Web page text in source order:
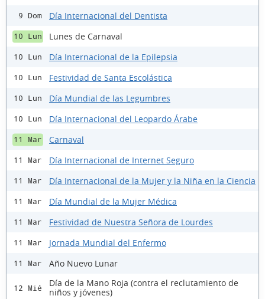
9 Dom Día Internacional del Dentista
10 Lun Lunes de Carnaval
10 Lun Día Internacional de la Epilepsia
10 Lun Festividad de Santa Escolástica
10 Lun Día Mundial de las Legumbres
10 Lun Día Internacional del Leopardo Árabe
11 Mar Carnaval
11 Mar Día Internacional de Internet Seguro
11 Mar Día Internacional de la Mujer y la Niña en la Ciencia
11 Mar Día Mundial de la Mujer Médica
11 Mar Festividad de Nuestra Señora de Lourdes
11 Mar Jornada Mundial del Enfermo
11 Mar Año Nuevo Lunar
12 Mié
Día de la Mano Roja (contra el reclutamiento de
niños y jóvenes)